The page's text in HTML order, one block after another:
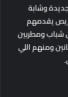
وشابة
يقدمهم
شباب ومطربين
ومنهم اللي